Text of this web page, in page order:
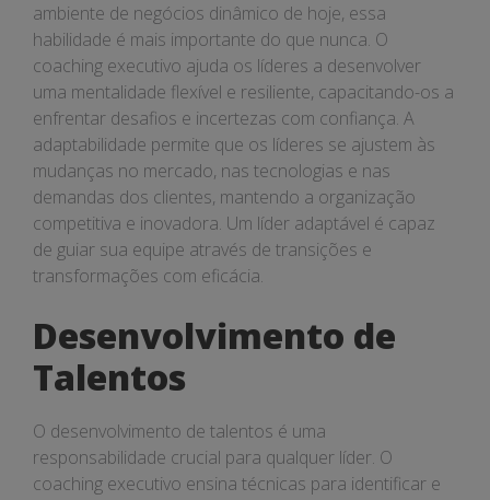
ambiente de negócios dinâmico de hoje, essa
habilidade é mais importante do que nunca. O
coaching executivo ajuda os líderes a desenvolver
uma mentalidade flexível e resiliente, capacitando-os a
enfrentar desafios e incertezas com confiança. A
adaptabilidade permite que os líderes se ajustem às
mudanças no mercado, nas tecnologias e nas
demandas dos clientes, mantendo a organização
competitiva e inovadora. Um líder adaptável é capaz
de guiar sua equipe através de transições e
transformações com eficácia.
Desenvolvimento de
Talentos
O desenvolvimento de talentos é uma
responsabilidade crucial para qualquer líder. O
coaching executivo ensina técnicas para identificar e